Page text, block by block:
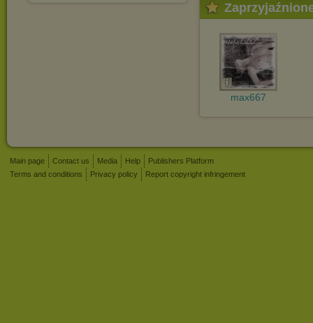
max667
Main page Contact us Media Help
Publishers Platform
Terms and conditions
Privacy policy Report copyright infringement